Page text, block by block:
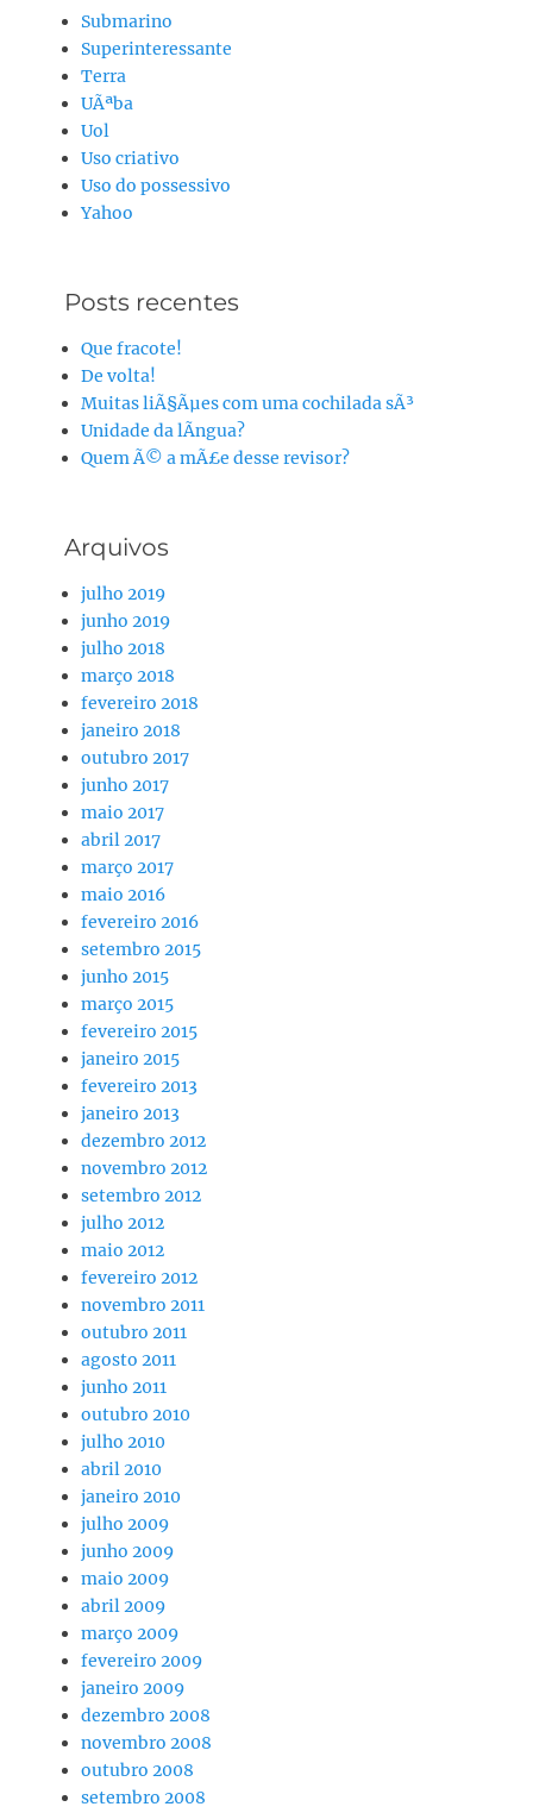
Submarino
Superinteressante
Terra
UÃªba
Uol
Uso criativo
Uso do possessivo
Yahoo
Posts recentes
Que fracote!
De volta!
Muitas liÃ§Ãµes com uma cochilada sÃ³
Unidade da lÃ­ngua?
Quem Ã© a mÃ£e desse revisor?
Arquivos
julho 2019
junho 2019
julho 2018
março 2018
fevereiro 2018
janeiro 2018
outubro 2017
junho 2017
maio 2017
abril 2017
março 2017
maio 2016
fevereiro 2016
setembro 2015
junho 2015
março 2015
fevereiro 2015
janeiro 2015
fevereiro 2013
janeiro 2013
dezembro 2012
novembro 2012
setembro 2012
julho 2012
maio 2012
fevereiro 2012
novembro 2011
outubro 2011
agosto 2011
junho 2011
outubro 2010
julho 2010
abril 2010
janeiro 2010
julho 2009
junho 2009
maio 2009
abril 2009
março 2009
fevereiro 2009
janeiro 2009
dezembro 2008
novembro 2008
outubro 2008
setembro 2008